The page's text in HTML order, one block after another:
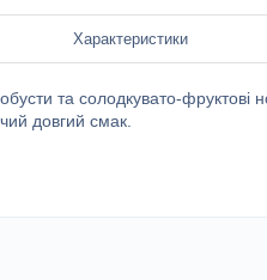
Характеристики
та солодкувато-фруктові
довгий смак.